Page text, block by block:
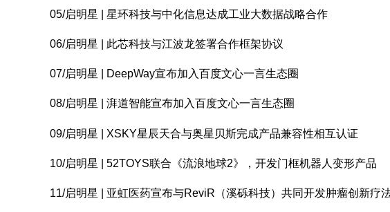
05/启明星 | 星环科技与中化信息达成工业大数据战略合作
06/启明星 | 此芯科技与江波龙签署合作框架协议
07/启明星 | DeepWay宣布加入百度文心一言生态圈
08/启明星 | 湃道智能宣布加入百度文心一言生态圈
09/启明星 | XSKY星辰天合与奥星贝斯完成产品兼容性相互认证
10/启明星 | 52TOYS联合《流浪地球2》，开发门框机器人变形产品
11/启明星 | 亚虹医药宣布与ReviR（溪砾科技）共同开发肿瘤创新疗